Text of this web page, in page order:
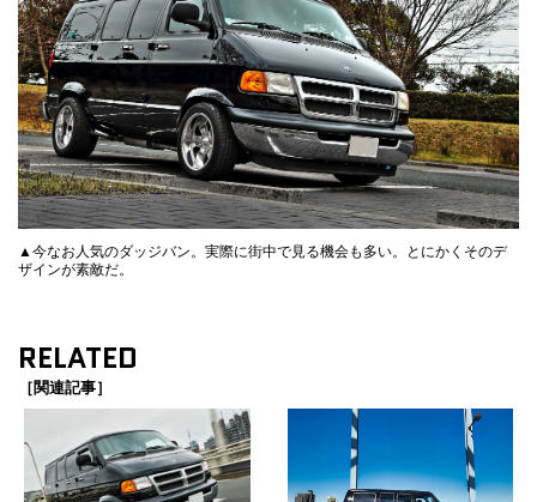
▲今なお人気のダッジバン。実際に街中で見る機会も多い。とにかくそのデ
ザインが素敵だ。
RELATED
［関連記事］